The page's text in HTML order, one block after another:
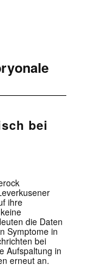
bei
ihre
die Daten
Symptome in
bei
Aufspaltung in
erneut an.